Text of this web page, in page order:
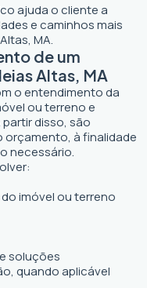
ajuda o cliente a
e caminhos mais
MA.
de um
Altas, MA
o entendimento da
ou terreno e
disso, são
orçamento, à finalidade
necessário.
imóvel ou terreno
soluções
quando aplicável